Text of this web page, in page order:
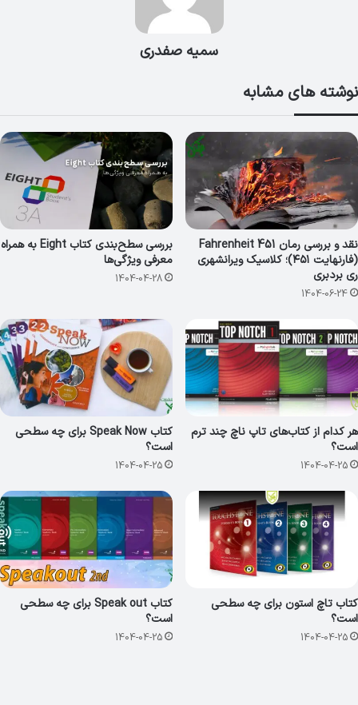
سمیه صفدری
نوشته های مشابه
نقد و بررسی رمان Fahrenheit 451
(فارنهایت ۴۵۱)؛ کلاسیک ویرانشهری
ری بردبری
1404-06-24
بررسی سطح‌بندی کتاب Eight به همراه
معرفی ویژگی‌ها
1404-04-28
هر کدام از کتاب‌های تاپ ناچ چند ترم
است؟
1404-04-25
کتاب Speak Now برای چه سطحی
است؟
1404-04-25
کتاب تاچ استون برای چه سطحی
است؟
1404-04-25
کتاب Speak out برای چه سطحی
است؟
1404-04-25